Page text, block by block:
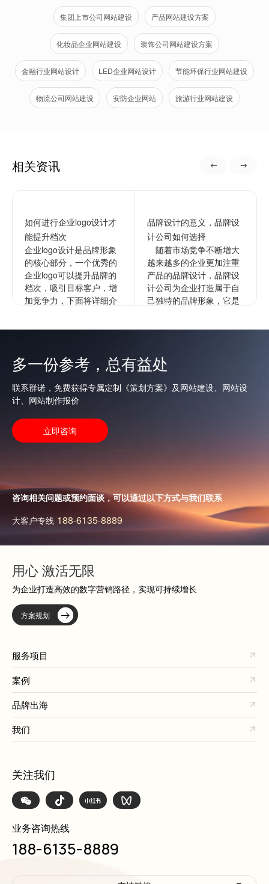
集团上市公司网站建设 产品网站建设方案
化妆品企业网站建设 装饰公司网站建设方案
金融行业网站设计 LED企业网站设计 节能环保行业网站建设
物流公司网站建设 安防企业网站 旅游行业网站建设
相关资讯
如何进行企业logo设计才
能提升档次
企业logo设计是品牌形象
的核心部分，一个优秀的
企业logo可以提升品牌的
档次，吸引目标客户，增
加竞争力，下面将详细介
品牌设计的意义，品牌设
计公司如何选择
随着市场竞争不断增大
越来越多的企业更加注重
产品的品牌设计，品牌设
计公司为企业打造属于自
己独特的品牌形象，它是
查看更多
多一份参考，总有益处
联系群诺，免费获得专属定制《策划方案》及网站建设、网站设
计、网站制作报价
立即咨询
咨询相关问题或预约面谈，可以通过以下方式与我们联系
大客户专线 188-6135-8889
用心 激活无限
为企业打造高效的数字营销路径，实现可持续增长
方案规划
服务项目
案例
品牌出海
我们
关注我们
业务咨询热线
188-6135-8889